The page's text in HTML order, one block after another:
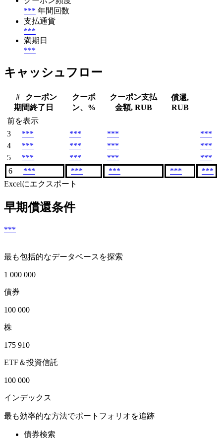
*** 年間回数
支払通貨
***
満期日
***
キャッシュフロー
#
クーポン
期間終了日
クーポ
ン、%
クーポン支払
金額, RUB
償還,
RUB
前を表示
3
*** *** ***
***
4
*** *** ***
***
5
*** *** ***
***
6
*** *** *** ***
***
Excelにエクスポート
早期償還条件
***
最も包括的なデータベースを探索
1 000 000
債券
100 000
株
175 910
ETF＆投資信託
100 000
インデックス
最も効率的な方法でポートフォリオを追跡
債券検索